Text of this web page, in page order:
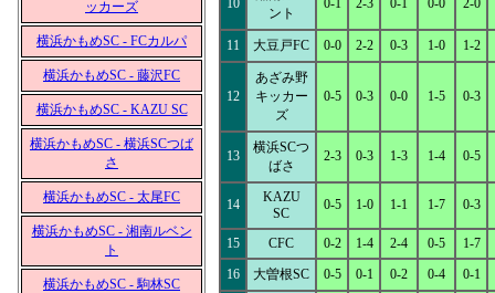
ッカーズ
横浜かもめSC - FCカルパ
横浜かもめSC - 藤沢FC
横浜かもめSC - KAZU SC
横浜かもめSC - 横浜SCつば
さ
横浜かもめSC - 太尾FC
横浜かもめSC - 湘南ルベン
ト
横浜かもめSC - 駒林SC
10
ント
0-1 2-3 0-1 0-0 2-0
11 大豆戸FC 0-0 2-2 0-3 1-0 1-2
12
あざみ野
キッカー
ズ
0-5 0-3 0-0 1-5 0-3
13
横浜SCつ
ばさ
2-3 0-3 1-3 1-4 0-5
14
KAZU
SC
0-5 1-0 1-1 1-7 0-3
15 CFC 0-2 1-4 2-4 0-5 1-7
16
大曽根SC 0-5 0-1 0-2 0-4 0-1